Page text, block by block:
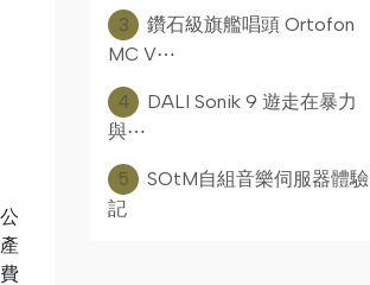
3
鑽石級旗艦唱頭 Ortofon
MC V⋯
4
DALI Sonik 9 遊走在暴力
與⋯
5
SOtM自組音樂伺服器體驗
記